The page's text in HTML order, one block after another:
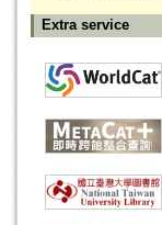
Extra service